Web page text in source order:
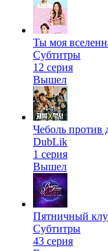
Ты моя
Субтитры
12 серия
Вышел
Чеболь против
DubLik
1 серия
Вышел
Пятничный
Субтитры
43 серия